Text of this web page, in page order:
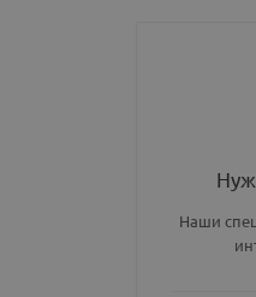
Наши